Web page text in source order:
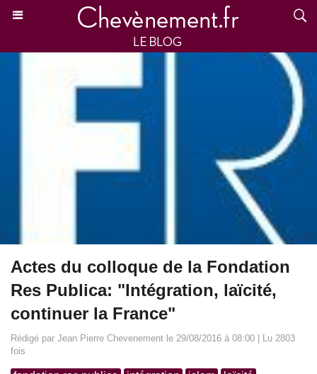
Actes du colloque de la Fondation
Res Publica: "Intégration, laïcité,
continuer la France"
Rédigé par Jean Pierre Chevenement le 29/08/2016 à 08:00 | Lu 2803
fois